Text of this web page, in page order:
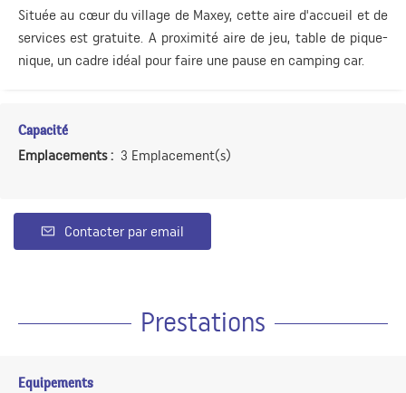
Située au cœur du village de Maxey, cette aire d'accueil et de
services est gratuite. A proximité aire de jeu, table de pique-
nique, un cadre idéal pour faire une pause en camping car.
Capacité
Emplacements : 3 Emplacement(s)
Contacter par email
Prestations
Equipements